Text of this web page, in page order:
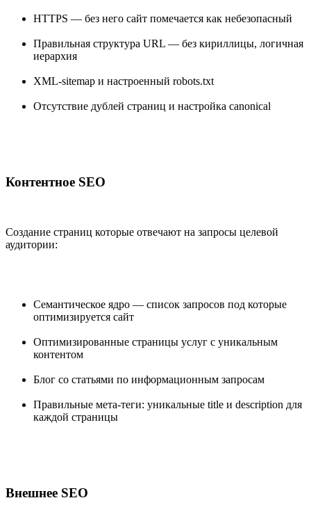
HTTPS — без него сайт помечается как небезопасный
Правильная структура URL — без кириллицы, логичная
иерархия
XML-sitemap и настроенный robots.txt
Отсутствие дублей страниц и настройка canonical
Контентное SEO
Создание страниц которые отвечают на запросы целевой
аудитории:
Семантическое ядро — список запросов под которые
оптимизируется сайт
Оптимизированные страницы услуг с уникальным
контентом
Блог со статьями по информационным запросам
Правильные мета-теги: уникальные title и description для
каждой страницы
Внешнее SEO